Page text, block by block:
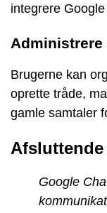
integrere
Administrere
Brugerne kan
oprette tråde,
gamle samtaler
Google